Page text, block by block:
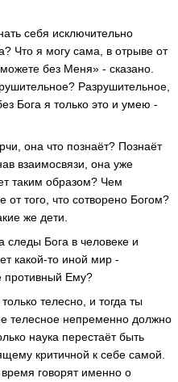
себя исключительно
Что я могу сама, в отрыве от
без Меня» - сказано.
Разрушительное,
Бога я только это и умею -
она что познаёт? Познаёт
взаимосвязи, она уже
таким образом? Чем
от того, что сотворено Богом?
же дети.
следы Бога в человеке и
какой-то иной мир -
противный Ему?
телесно, и тогда ты
телесное непременно должно
наука перестаёт быть
критичной к себе самой.
говорят именно о